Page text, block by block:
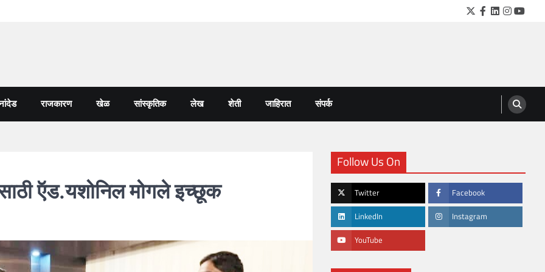
Twitter
Facebook
LinkedIn
राजकारण खेळ सांस्कृतिक लेख शेती जाहिरात संपर्क
ऍड.यशोनिल मोगले इच्छूक
Follow Us On
Twitter Facebook
LinkedIn Instagram
YouTube